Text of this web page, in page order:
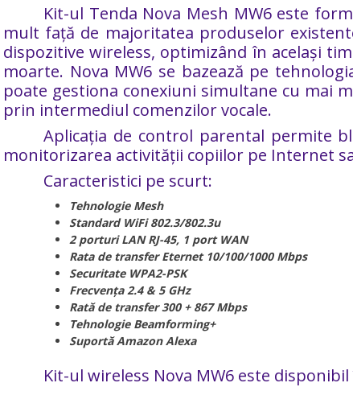
Kit-ul Tenda Nova Mesh MW6 este
mult față de majoritatea produselor
dispozitive wireless, optimizând în același
moarte. Nova MW6 se bazează pe
poate gestiona conexiuni simultane cu mai
prin intermediul comenzilor vocale.
Aplicația de control parental permite
monitorizarea activității copiilor pe Internet
Caracteristici pe scurt:
Tehnologie Mesh
Standard WiFi 802.3/802.3u
2 porturi LAN RJ-45, 1 port WAN
Rata de transfer Eternet 10/100/1000 Mbps
Securitate WPA2-PSK
Frecvența 2.4 & 5 GHz
Rată de transfer 300 + 867 Mbps
Tehnologie Beamforming+
Suportă Amazon Alexa
Kit-ul wireless Nova MW6 este